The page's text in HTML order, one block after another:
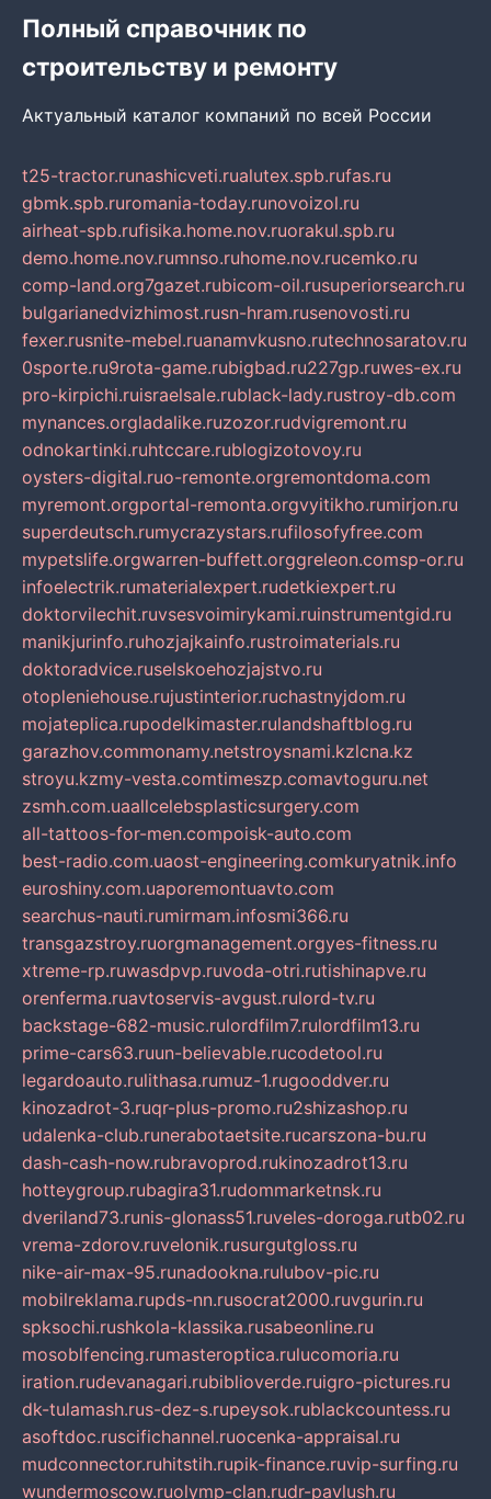
Полный справочник по
строительству и ремонту
Актуальный каталог компаний по всей России
t25-tractor.runashicveti.rualutex.spb.rufas.ru
gbmk.spb.ruromania-today.runovoizol.ru
airheat-spb.rufisika.home.nov.ruorakul.spb.ru
demo.home.nov.rumnso.ruhome.nov.rucemko.ru
comp-land.org7gazet.rubicom-oil.rusuperiorsearch.ru
bulgarianedvizhimost.rusn-hram.rusenovosti.ru
fexer.rusnite-mebel.ruanamvkusno.rutechnosaratov.ru
0sporte.ru9rota-game.rubigbad.ru227gp.ruwes-ex.ru
pro-kirpichi.ruisraelsale.rublack-lady.rustroy-db.com
mynances.orgladalike.ruzozor.rudvigremont.ru
odnokartinki.ruhtccare.rublogizotovoy.ru
oysters-digital.ruo-remonte.orgremontdoma.com
myremont.orgportal-remonta.orgvyitikho.rumirjon.ru
superdeutsch.rumycrazystars.rufilosofyfree.com
mypetslife.orgwarren-buffett.orggreleon.comsp-or.ru
infoelectrik.rumaterialexpert.rudetkiexpert.ru
doktorvilechit.ruvsesvoimirykami.ruinstrumentgid.ru
manikjurinfo.ruhozjajkainfo.rustroimaterials.ru
doktoradvice.ruselskoehozjajstvo.ru
otopleniehouse.rujustinterior.ruchastnyjdom.ru
mojateplica.rupodelkimaster.rulandshaftblog.ru
garazhov.commonamy.netstroysnami.kzlcna.kz
stroyu.kzmy-vesta.comtimeszp.comavtoguru.net
zsmh.com.uaallcelebsplasticsurgery.com
all-tattoos-for-men.compoisk-auto.com
best-radio.com.uaost-engineering.comkuryatnik.info
euroshiny.com.uaporemontuavto.com
searchus-nauti.rumirmam.infosmi366.ru
transgazstroy.ruorgmanagement.orgyes-fitness.ru
xtreme-rp.ruwasdpvp.ruvoda-otri.rutishinapve.ru
orenferma.ruavtoservis-avgust.rulord-tv.ru
backstage-682-music.rulordfilm7.rulordfilm13.ru
prime-cars63.ruun-believable.rucodetool.ru
legardoauto.rulithasa.rumuz-1.rugooddver.ru
kinozadrot-3.ruqr-plus-promo.ru2shizashop.ru
udalenka-club.runerabotaetsite.rucarszona-bu.ru
dash-cash-now.rubravoprod.rukinozadrot13.ru
hotteygroup.rubagira31.rudommarketnsk.ru
dveriland73.runis-glonass51.ruveles-doroga.rutb02.ru
vrema-zdorov.ruvelonik.rusurgutgloss.ru
nike-air-max-95.runadookna.rulubov-pic.ru
mobilreklama.rupds-nn.rusocrat2000.ruvgurin.ru
spksochi.rushkola-klassika.rusabeonline.ru
mosoblfencing.rumasteroptica.rulucomoria.ru
iration.rudevanagari.rubiblioverde.ruigro-pictures.ru
dk-tulamash.rus-dez-s.rupeysok.rublackcountess.ru
asoftdoc.ruscifichannel.ruocenka-appraisal.ru
mudconnector.ruhitstih.rupik-finance.ruvip-surfing.ru
wundermoscow.ruolymp-clan.rudr-pavlush.ru